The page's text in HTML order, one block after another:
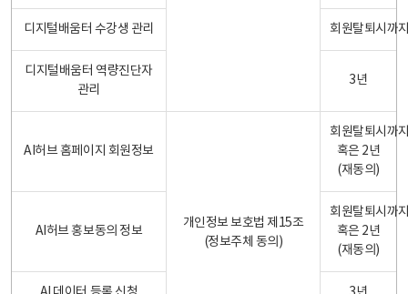
디지털배움터 수강생 관리 회원탈퇴시까
디지털배움터 역량진단자
관리
3년
AI허브 홈페이지 회원정보
개인정보 보호법 제15조
(정보주체 동의)
회원탈퇴시까
혹은 2년
(재동의)
AI허브 홍보동의 정보
회원탈퇴시까
혹은 2년
(재동의)